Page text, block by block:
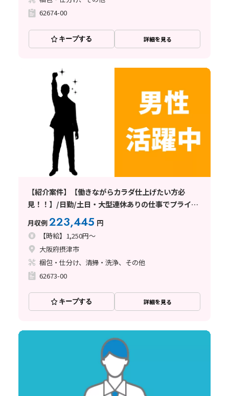
62674-00
キープする 詳細を見る
【紹介案件】【働きながらカラダ仕上げたい方必
見！！】/日勤/土日・大型連休ありの仕事でプライベ
ートも充実◎/1R寮完備で全国からの応募歓迎
月収例223,445 円
【時給】1,250円～
大阪府摂津市
梱包・仕分け、清掃・洗浄、その他
62673-00
キープする 詳細を見る